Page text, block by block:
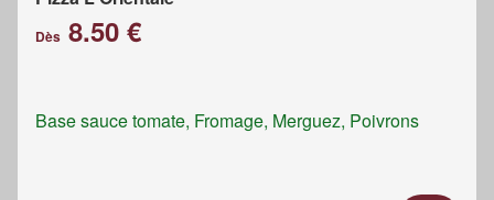
Dès 8.50 €
Base sauce tomate, Fromage, Merguez, Poivrons